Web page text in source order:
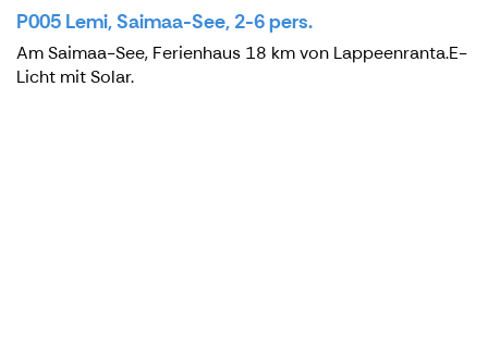
P005 Lemi, Saimaa-See, 2-6 pers.
Am Saimaa-See, Ferienhaus 18 km von Lappeenranta.E-
Licht mit Solar.